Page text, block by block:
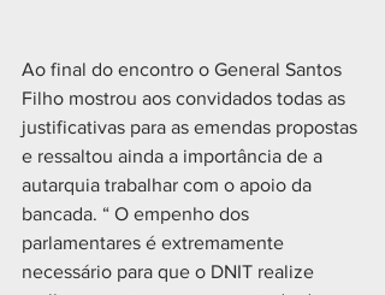
Ao final do encontro o General Santos
Filho mostrou aos convidados todas as
justificativas para as emendas propostas
e ressaltou ainda a importância de a
autarquia trabalhar com o apoio da
bancada. “ O empenho dos
parlamentares é extremamente
necessário para que o DNIT realize